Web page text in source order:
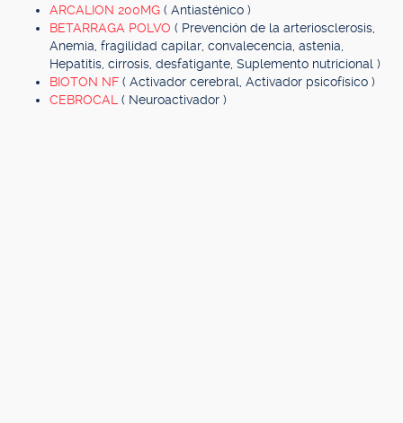
ARCALION 200MG ( Antiasténico )
BETARRAGA POLVO ( Prevención de la arteriosclerosis,
Anemia, fragilidad capilar, convalecencia, astenia,
Hepatitis, cirrosis, desfatigante, Suplemento nutricional )
BIOTON NF ( Activador cerebral, Activador psicofísico )
CEBROCAL ( Neuroactivador )